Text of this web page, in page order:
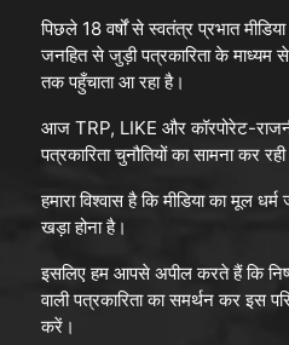
पिछले 18 वर्षों से स्वतंत्र प्रभात मीडिया
जनहित से जुड़ी पत्रकारिता के
तक पहुँचाता आ रहा है।
आज TRP, LIKE और कॉरपोरेट-
पत्रकारिता चुनौतियों का सामना कर
हमारा विश्वास है कि मीडिया का मूल
खड़ा होना है।
इसलिए हम आपसे अपील करते हैं कि
वाली पत्रकारिता का समर्थन कर इस
करें।